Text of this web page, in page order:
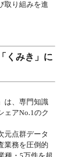
取り組みを進
くみき」に
は、専門知識
ェアNo.1のク
元点群データ
業務を圧倒的